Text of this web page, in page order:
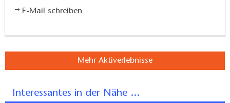
E-Mail schreiben
Mehr Aktiverlebnisse
Interessantes in der Nähe ...